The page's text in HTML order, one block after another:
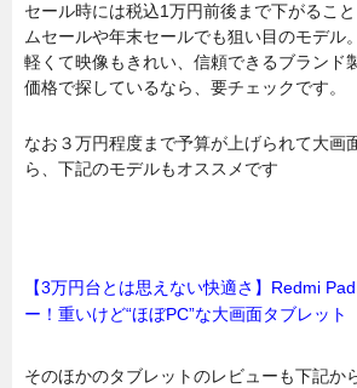
セール時には税込1万円前後まで下がるこ
ムセールや年末セールでも狙い目のモデル。
軽くて映像もきれい、信頼できるブランド
価格で探しているなら、要チェックです。
なお３万円程度まで予算が上げられて大画
ら、下記のモデルもオススメです
【3万円台とは思えない快適さ】Redmi
ー！重いけど“ほぼPC”な大画面タブレット
そのほかのタブレットのレビューも下記か